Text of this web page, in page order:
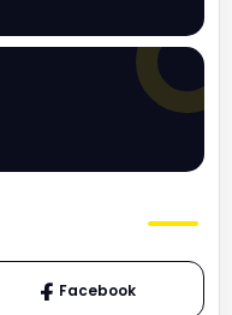
Facebook